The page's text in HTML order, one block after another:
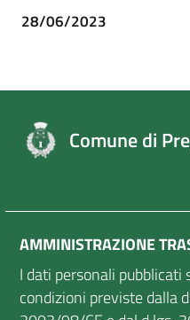
28/06/2023
Comune di
AMMINISTRAZIONE
I dati personali
condizioni previste dalla